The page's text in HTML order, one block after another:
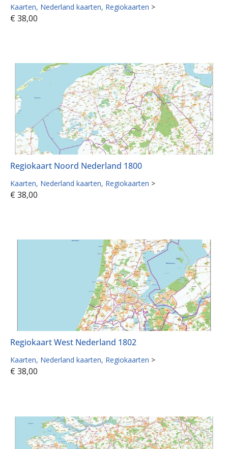
Kaarten Nederland kaarten Regiokaarten >
€ 38,00
Regiokaart Noord Nederland 1800
Kaarten Nederland kaarten Regiokaarten >
€ 38,00
Regiokaart West Nederland 1802
Kaarten Nederland kaarten Regiokaarten >
€ 38,00